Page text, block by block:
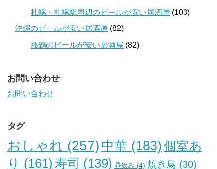
札幌・札幌駅周辺のビールが安い居酒屋 (103)
沖縄のビールが安い居酒屋 (82)
那覇のビールが安い居酒屋 (82)
お問い合わせ
お問い合わせ
タグ
おしゃれ (257) 中華 (183)個室あ
り (161) 寿司 (139) 昼飲み (4) 焼き鳥 (30)